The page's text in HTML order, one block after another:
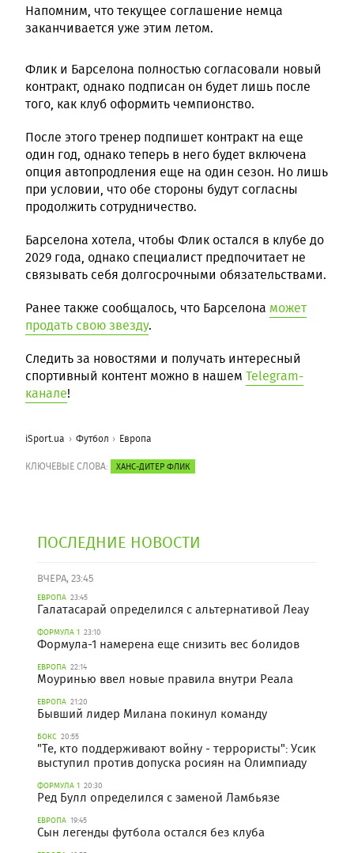
Напомним, что текущее соглашение немца
заканчивается уже этим летом.
Флик и Барселона полностью согласовали новый
контракт, однако подписан он будет лишь после
того, как клуб оформить чемпионство.
После этого тренер подпишет контракт на еще
один год, однако теперь в него будет включена
опция автопродления еще на один сезон. Но лишь
при условии, что обе стороны будут согласны
продолжить сотрудничество.
Барселона хотела, чтобы Флик остался в клубе до
2029 года, однако специалист предпочитает не
связывать себя долгосрочными обязательствами.
Ранее также сообщалось, что Барселона может
продать свою звезду.
Следить за новостями и получать интересный
спортивный контент можно в нашем Telegram-
канале!
iSport.ua Футбол Европа
КЛЮЧЕВЫЕ СЛОВА: ХАНС-ДИТЕР ФЛИК
ПОСЛЕДНИЕ НОВОСТИ
ВЧЕРА, 23:45
ЕВРОПА 23:45
Галатасарай определился с альтернативой Леау
ФОРМУЛА 1 23:10
Формула-1 намерена еще снизить вес болидов
ЕВРОПА 22:14
Моуринью ввел новые правила внутри Реала
ЕВРОПА 21:20
Бывший лидер Милана покинул команду
БОКС 20:55
"Те, кто поддерживают войну - террористы": Усик
выступил против допуска росиян на Олимпиаду
ФОРМУЛА 1 20:30
Ред Булл определился с заменой Ламбьязе
ЕВРОПА 19:45
Сын легенды футбола остался без клуба